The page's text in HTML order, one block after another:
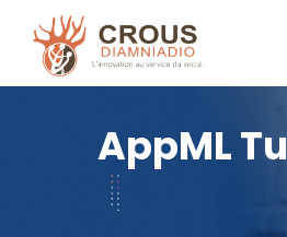
AppML